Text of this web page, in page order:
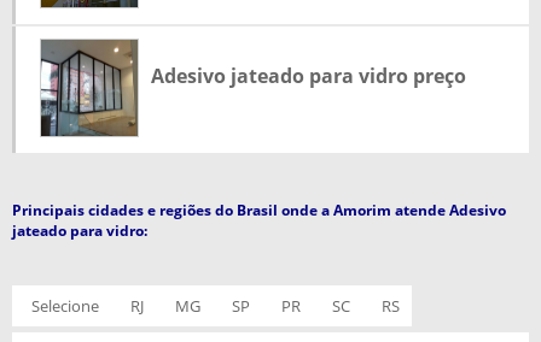
DISPLAY COMUNICAÇÃO VISUAL
DISPLAY ACRILICO PERSONALIZADO
ADESIVO JATEADO PARA VIDRO PREÇO
COMUNICAÇÃO VISUAL PARA EMPRESAS
COMPRAR FRONT LIGHT
Adesivo jateado para vidro preço
Principais cidades e regiões do Brasil onde a Amorim atende Adesivo
jateado para vidro:
Selecione RJ MG SP PR SC RS